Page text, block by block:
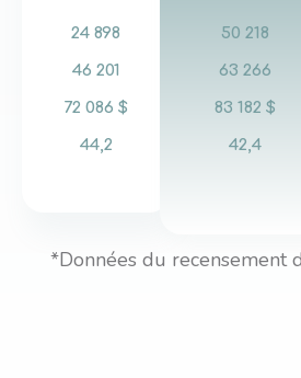
24 898
46 201
72 086 $
44,2
50 218
63 266
83 182 $
42,4
*Données du recensement